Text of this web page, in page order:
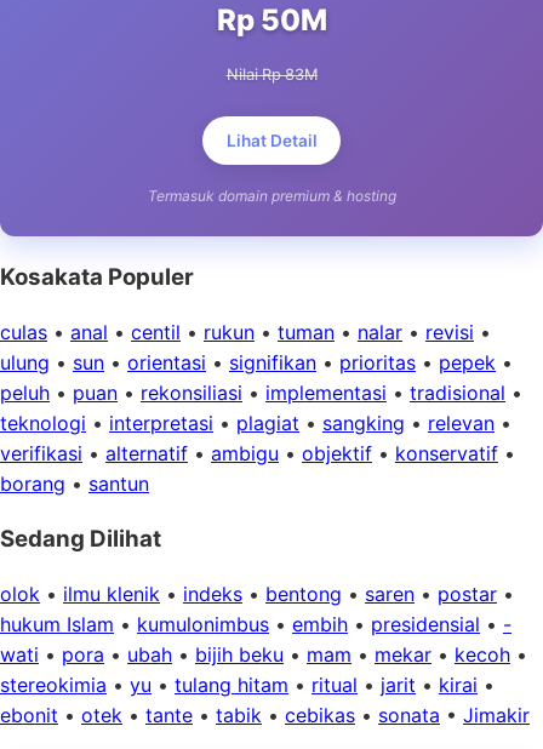
Rp 50M
Nilai Rp 83M
Lihat Detail
Termasuk domain premium & hosting
Kosakata Populer
culas • anal • centil • rukun • tuman • nalar • revisi •
ulung • sun • orientasi • signifikan • prioritas • pepek •
peluh • puan • rekonsiliasi • implementasi • tradisional •
teknologi • interpretasi • plagiat • sangking • relevan •
verifikasi • alternatif • ambigu • objektif • konservatif •
borang • santun
Sedang Dilihat
olok • ilmu klenik • indeks • bentong • saren • postar •
hukum Islam • kumulonimbus • embih • presidensial • -
wati • pora • ubah • bijih beku • mam • mekar • kecoh •
stereokimia • yu • tulang hitam • ritual • jarit • kirai •
ebonit • otek • tante • tabik • cebikas • sonata • Jimakir